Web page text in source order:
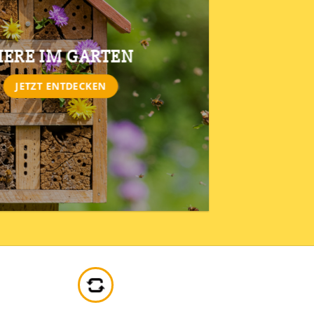
IM GARTEN
JETZT ENTDECKEN